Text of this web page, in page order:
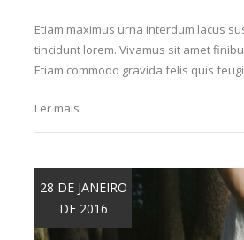
Etiam maximus urna interdum lacus
tincidunt lorem. Vivamus sit amet
Etiam commodo gravida felis quis
Ler mais
28 DE JANEIRO
DE 2016